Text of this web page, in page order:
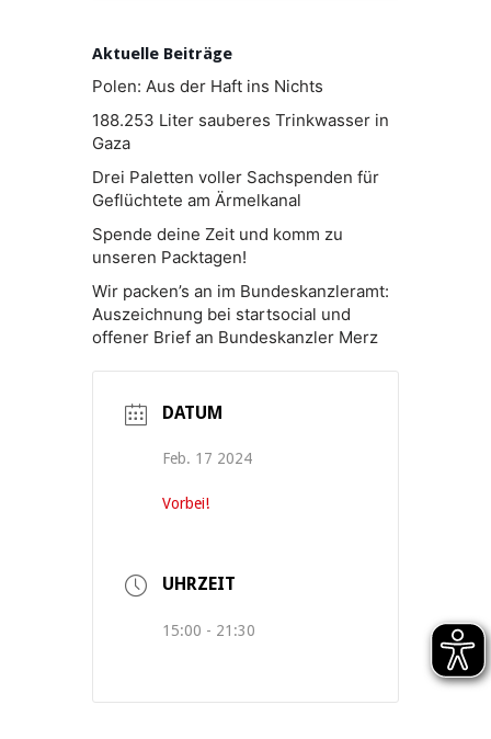
Aktuelle Beiträge
Polen: Aus der Haft ins Nichts
188.253 Liter sauberes Trinkwasser in
Gaza
Drei Paletten voller Sachspenden für
Geflüchtete am Ärmelkanal
Spende deine Zeit und komm zu
unseren Packtagen!
Wir packen’s an im Bundeskanzleramt:
Auszeichnung bei startsocial und
offener Brief an Bundeskanzler Merz
DATUM
Feb. 17 2024
Vorbei!
UHRZEIT
15:00 - 21:30